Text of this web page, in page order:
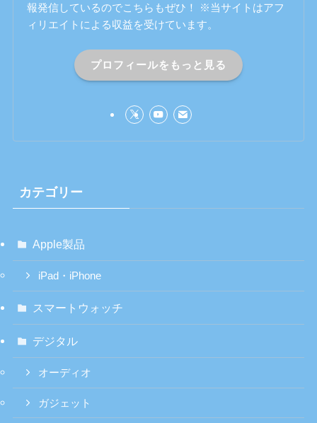
報発信しているのでこちらもぜひ！ ※当サイトはアフ
ィリエイトによる収益を受けています。
プロフィールをもっと見る
カテゴリー
Apple製品
iPad・iPhone
スマートウォッチ
デジタル
オーディオ
ガジェット